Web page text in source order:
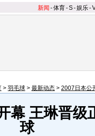
新闻 -体育-S-娱乐-
> 羽毛球 > 最新动态 > 2007日本公
幕 王琳晋级
球